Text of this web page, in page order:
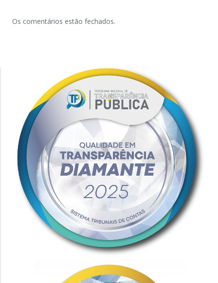
Os comentários estão fechados.